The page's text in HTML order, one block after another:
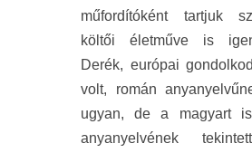
műfordítóként tartjuk
költői életműve is
Derék, európai
volt, román
ugyan, de a magyart
anyanyelvének